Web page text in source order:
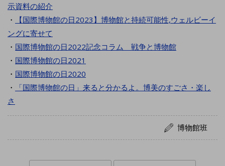
示資料の紹介
・
【国際博物館の日2023】博物館と持続可能性,ウェルビーイ
ングに寄せて
・ 国際博物館の日2022記念コラム 戦争と博物館
・ 国際博物館の日2021
・ 国際博物館の日2020
・
「国際博物館の日」来ると分かるよ。博美のすごさ・楽し
さ
博物館班